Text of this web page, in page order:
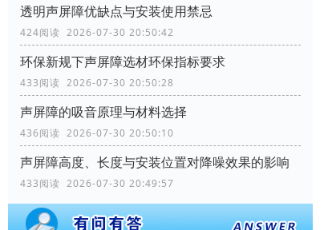
透明声屏障优缺点与安装使用禁忌
424阅读 2026-07-30 20:50:42
环保新规下声屏障选材环保指标要求
433阅读 2026-07-30 20:50:28
声屏障的吸音原理与材料选择
436阅读 2026-07-30 20:50:10
声屏障高度、长度与安装位置对降噪效果的影响
433阅读 2026-07-30 20:49:57